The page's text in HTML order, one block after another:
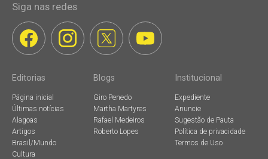
Siga nas redes
Editorias
Página inicial
Últimas notícias
Alagoas
Artigos
Brasil/Mundo
Cultura
Blogs
Giro Penedo
Martha Martyres
Rafael Medeiros
Roberto Lopes
Institucional
Expediente
Anuncie
Sugestão de Pauta
Política de privacidade
Termos de Uso